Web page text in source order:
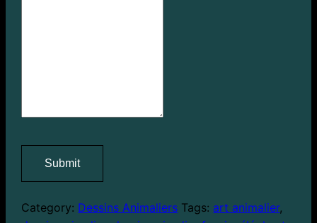
Submit
Category: Dessins Animaliers Tags: art animalier,